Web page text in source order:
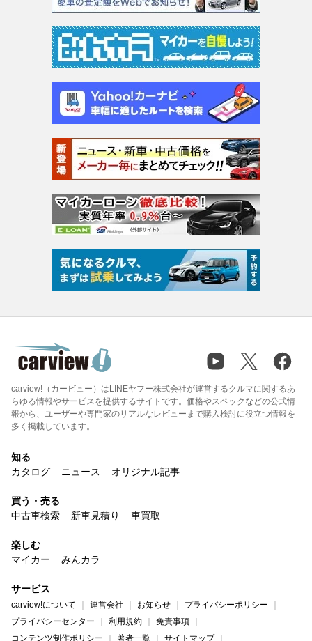
carview!（カービュー）はLINEヤフー株式会社が運営するクルマに関するあ
らゆる情報やサービスを提供するサイトです。価格やスペックなどの公式情
報から、ユーザーや専門家のリアルなレビューまで購入検討に役立つ情報を
多く掲載しています。
知る
カタログ
ニュース オリジナル記事
買う・売る
中古車検索
新車見積り 車買取
楽しむ
マイカー
みんカラ
サービス
carview!について 運営会社 お知らせ
プライバシーポリシー
プライバシーセンター
利用規約
免責事項
コンテンツ制作ポリシー
著者一覧 サイトマップ